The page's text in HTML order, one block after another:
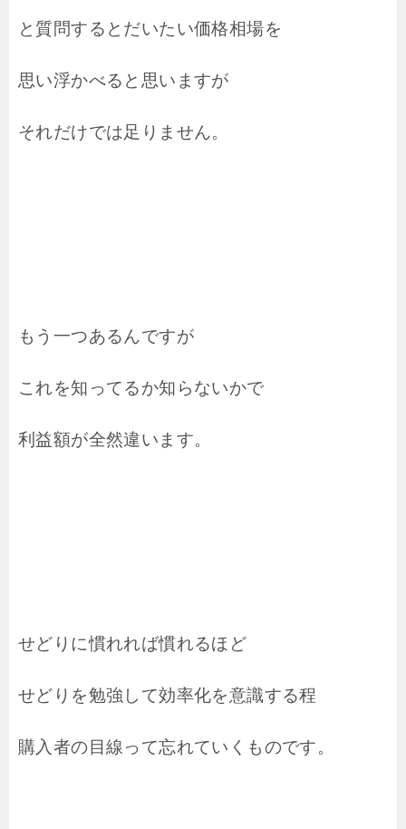
と質問するとだいたい価格相場を
思い浮かべると思いますが
それだけでは足りません。
もう一つあるんですが
これを知ってるか知らないかで
利益額が全然違います。
せどりに慣れれば慣れるほど
せどりを勉強して効率化を意識する程
購入者の目線って忘れていくものです。